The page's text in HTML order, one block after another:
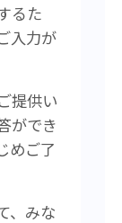
るた
入力が
提供い
ができ
めご了
、みな